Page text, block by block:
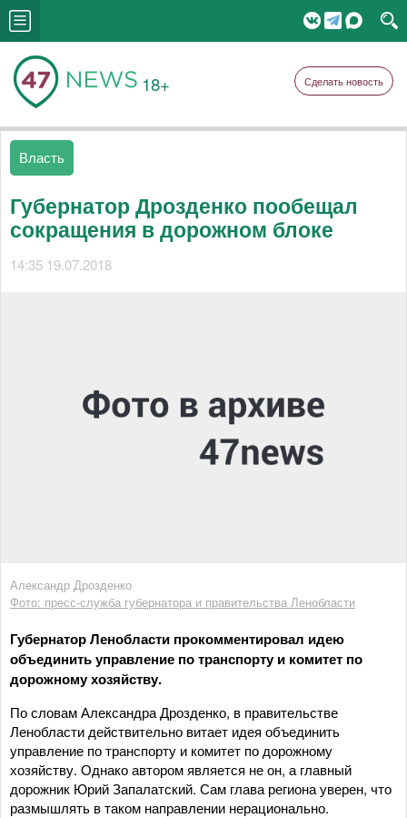
18+ Сделать новость
Власть
Губернатор Дрозденко пообещал
сокращения в дорожном блоке
14:35 19.07.2018
Александр Дрозденко
Фото: пресс-служба губернатора и правительства Ленобласти
Губернатор Ленобласти прокомментировал идею
объединить управление по транспорту и комитет по
дорожному хозяйству.
По словам Александра Дрозденко, в правительстве
Ленобласти действительно витает идея объединить
управление по транспорту и комитет по дорожному
хозяйству. Однако автором является не он, а главный
дорожник Юрий Запалатский. Сам глава региона уверен, что
размышлять в таком направлении нерационально.